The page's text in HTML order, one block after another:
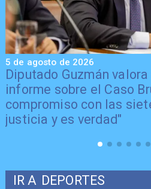
Diputado Guzmán
informe sobre el Caso
compromiso con las
justicia y es verdad"
5 de agosto de 2026
IR A DEPORTES